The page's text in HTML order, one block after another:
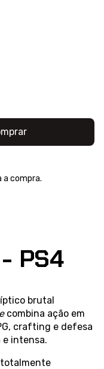
a compra.
PS4
brutal
combina ação em
crafting e defesa
e intensa.
totalmente